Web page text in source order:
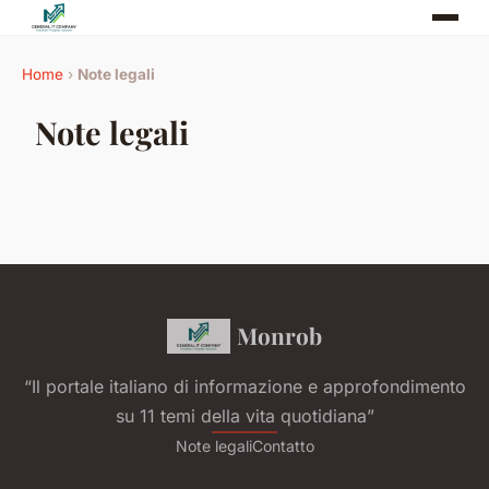
Home › Note legali
Note legali
Monrob
“Il portale italiano di informazione e approfondimento
su 11 temi della vita quotidiana”
Note legaliContatto